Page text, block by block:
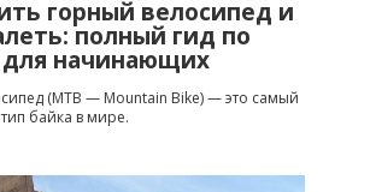
горный велосипед и
полный гид по
начинающих
(MTB — Mountain Bike) — это самый
байка в мире.